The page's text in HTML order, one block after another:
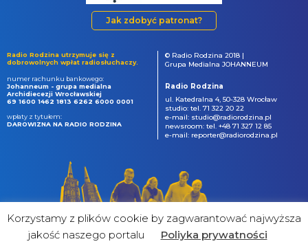
Jak zdobyć patronat?
Radio Rodzina utrzymuje się z
dobrowolnych wpłat radiosłuchaczy.
numer rachunku bankowego:
Johanneum - grupa medialna
Archidiecezji Wrocławskiej
69 1600 1462 1813 6262 6000 0001
wpłaty z tytułem:
DAROWIZNA NA RADIO RODZINA
© Radio Rodzina 2018 |
Grupa Medialna JOHANNEUM
Radio Rodzina
ul. Katedralna 4, 50-328 Wrocław
studio: tel. 71 322 20 22
e-mail: studio@radiorodzina.pl
newsroom: tel. +48 71 327 12 85
e-mail: reporter@radiorodzina.pl
Korzystamy z plików cookie by zagwarantować najwyższa
jakość naszego portalu
Poliyka prywatności